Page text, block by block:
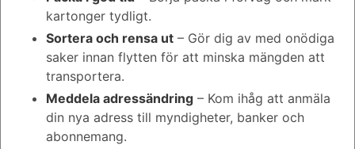
kartonger tydligt.
Sortera och rensa ut – Gör dig av med onödiga
saker innan flytten för att minska mängden att
transportera.
Meddela adressändring – Kom ihåg att anmäla
din nya adress till myndigheter, banker och
abonnemang.